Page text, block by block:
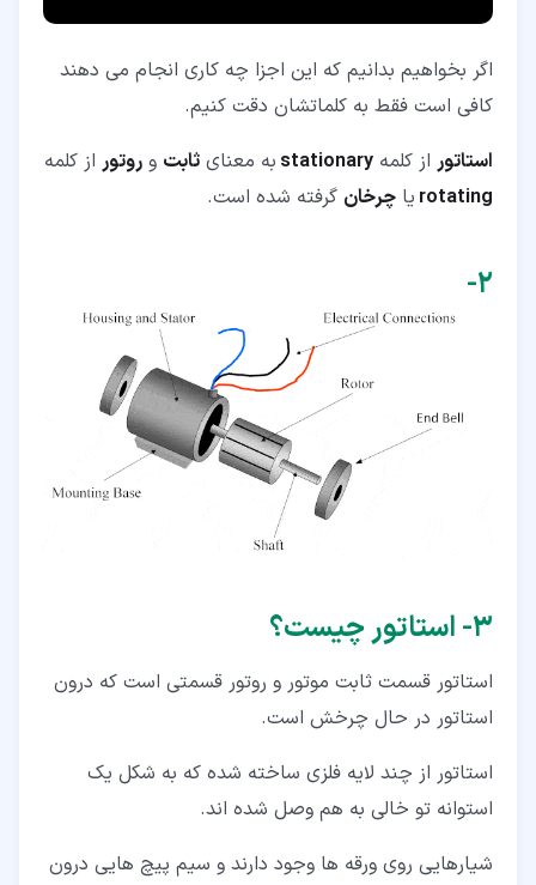
اگر بخواهیم بدانیم که این اجزا چه کاری انجام می دهند
کافی است فقط به کلماتشان دقت کنیم.
استاتور از کلمه stationary به معنای ثابت و روتور از کلمه
rotating یا چرخان گرفته شده است.
۲‏-
۳‏- استاتور چیست؟
استاتور قسمت ثابت موتور و روتور قسمتی است که درون
استاتور در حال چرخش است.
استاتور از چند لایه فلزی ساخته شده که به شکل یک
استوانه تو خالی به هم وصل شده اند.
شیارهایی روی ورقه ها وجود دارند و سیم پیچ هایی درون